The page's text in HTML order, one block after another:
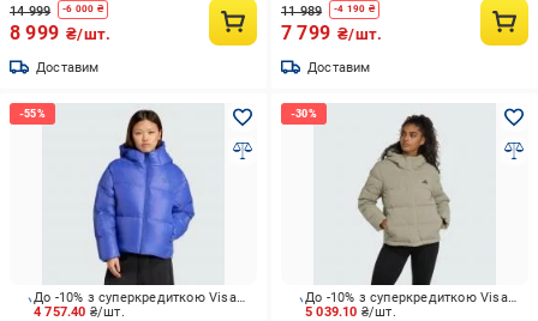
14 999 -6 000 ₴
8 999 ₴/шт.
Доставим
11 989 -4 190 ₴
7 799 ₴/шт.
Доставим
4 757.40 ₴/шт.
До -10% з суперкредиткою Visa Вигода
5 039.10 ₴/шт.
До -10% з суперкредиткою Visa Вигода